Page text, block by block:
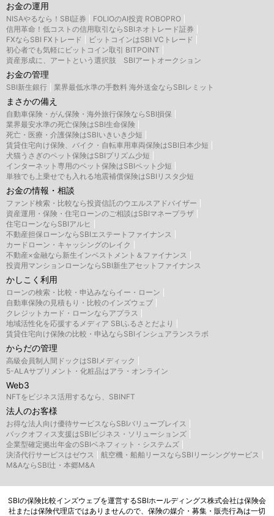
お金の運用
NISAやるなら！SBI証券
FOLIOのAI投資 ROBOPRO
信用革命！低コストの信用取引ならSBIネオトレード証券
FXならSBI FXトレード
ビットコインはSBI VCトレード
初心者でも気軽にビットコイン取引 BITPOINT
資産形成に、アートという選択肢 SBIアートオークション
お金の管理
SBI新生銀行 業界最低水準の手数料 海外送金ならSBIレミット
まさかの備え
自動車保険・がん保険・海外旅行保険ならSBI損保
業界最安水準の死亡保険はSBI生命保険
死亡・医療・介護保険はSBIいきいき少短
賃貸住宅向け保険、バイク・自転車用車両保険はSBI日本少短
犬猫うさぎのペット保険はSBIプリズム少短
インターネット専用のペット保険はSBIペット少短
単独でも上乗せでも入れる地震補償保険はSBIリスタ少短
お金の情報・相談
ファンド検索・比較なら投資信託のウエルスアドバイザー
資産運用・保険・住宅ローンのご相談はSBIマネープラザ
住宅ローンならSBIアルヒ
不動産担保ローンならSBIエステートファイナンス
カードローン・キャッシングのレイク
不動産×金融なら新生インベストメント＆ファイナンス
投資用マンションローンならSBI新生アセットファイナンス
かしこく利用
ローンの検索・比較・申込みならイー・ローン
自動車保険の見積もり・比較のインズウェブ
クレジットカード・ローンならアプラス
地域活性化を応援するメディア SBIふるさとだより
賃貸住宅向け保険の比較・申込ならSBIインシュアランスラボ
からだの管理
高級会員制人間ドックはSBIメディック
5-ALAサプリメント・化粧品はアラ・オンライン
Web3
NFTをビジネス活用するなら、SBINFT
法人のお客様
お得な法人向け優待サービスならSBIバリュープレイス
バックオフィス支援はSBIビジネス・ソリューションズ
企業型確定拠出年金のSBIベネフィット・システムズ
決済代行サービスはゼウス
航空機・船舶リースならSBIリーシングサービス
M&AならSBI辻・本郷M&A
SBIの保険比較インズウェブを運営するSBIホールディングス株式会社は保険会
社または保険代理店ではありませんので、保険の媒介・募集・販売行為は一切